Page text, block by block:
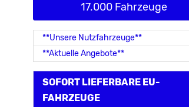
17.000 Fahrzeuge
**Unsere Nutzfahrzeuge**
**Aktuelle Angebote**
SOFORT LIEFERBARE EU-
FAHRZEUGE